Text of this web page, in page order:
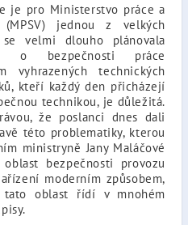
je pro Ministerstvo práce a
jednou z velkých
velmi dlouho plánovala
o bezpečnosti práce
vyhrazených technických
kteří každý den přicházejí
technikou, je důležitá.
že poslanci dnes dali
této problematiky, kterou
ministryně Jany Maláčové
bezpečnosti provozu
moderním způsobem,
tato oblast řídí v mnohém